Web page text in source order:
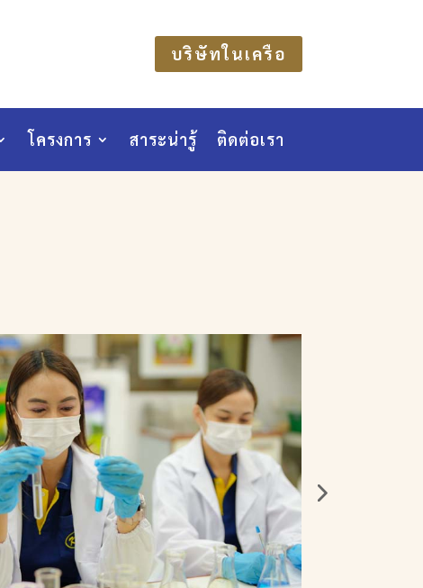
บริษัทในเครือ
โครงการ สาระน่ารู้ ติดต่อเรา